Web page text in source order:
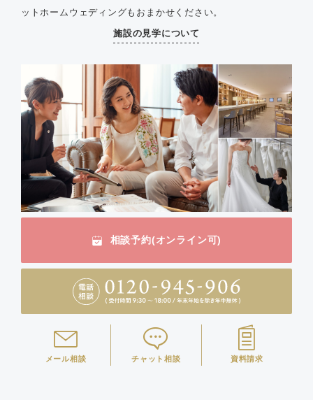
ットホームウェディングもおまかせください。
施設の見学について
相談予約(オンライン可)
メール相談 チャット相談 資料請求